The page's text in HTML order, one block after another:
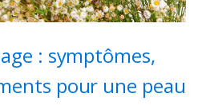
: symptômes,
pour une peau